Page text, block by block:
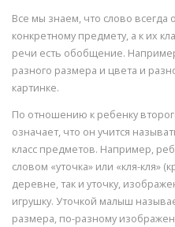
Все мы знаем, что слово всегда
конкретному предмету, а к их
речи есть обобщение.
разного размера и цвета и
картинке.
По отношению к ребенку
означает, что он учится
класс предметов. Например,
словом «уточка» или «кля-кля»
деревне, так и уточку,
игрушку. Уточкой малыш
размера, по-разному